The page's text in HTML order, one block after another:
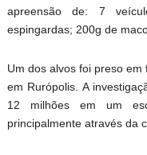
apreensão de: 7
espingardas; 200g de
Um dos alvos foi preso
em Rurópolis. A
12 milhões em um
principalmente através da